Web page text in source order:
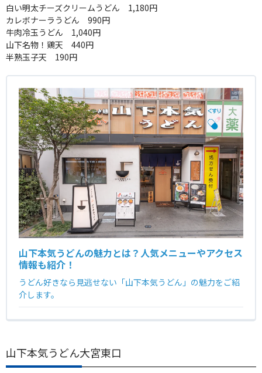
白い明太チーズクリームうどん 1,180円
カレボナーラうどん 990円
牛肉冷玉うどん 1,040円
山下名物！鶏天 440円
半熟玉子天 190円
山下本気うどんの魅力とは？人気メニューやアクセス
情報も紹介！
うどん好きなら見逃せない「山下本気うどん」の魅力をご紹
介します。
山下本気うどん大宮東口